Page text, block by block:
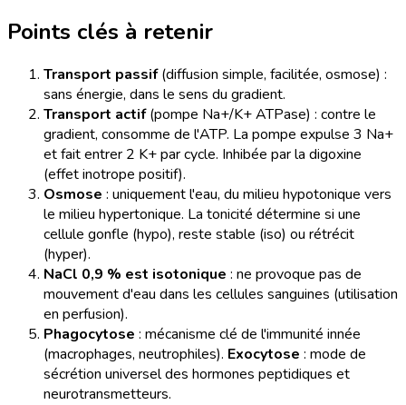
Points clés à retenir
Transport passif(diffusion simple, facilitée, osmose) :
sans énergie, dans le sens du gradient.
Transport actif(pompe Na+/K+ ATPase) : contre le
gradient, consomme de l'ATP. La pompe expulse 3 Na+
et fait entrer 2 K+ par cycle. Inhibée par la digoxine
(effet inotrope positif).
Osmose : uniquement l'eau, du milieu hypotonique vers
le milieu hypertonique. La tonicité détermine si une
cellule gonfle (hypo), reste stable (iso) ou rétrécit
(hyper).
NaCl 0,9 % est isotonique : ne provoque pas de
mouvement d'eau dans les cellules sanguines (utilisation
en perfusion).
Phagocytose : mécanisme clé de l'immunité innée
(macrophages, neutrophiles). Exocytose : mode de
sécrétion universel des hormones peptidiques et
neurotransmetteurs.